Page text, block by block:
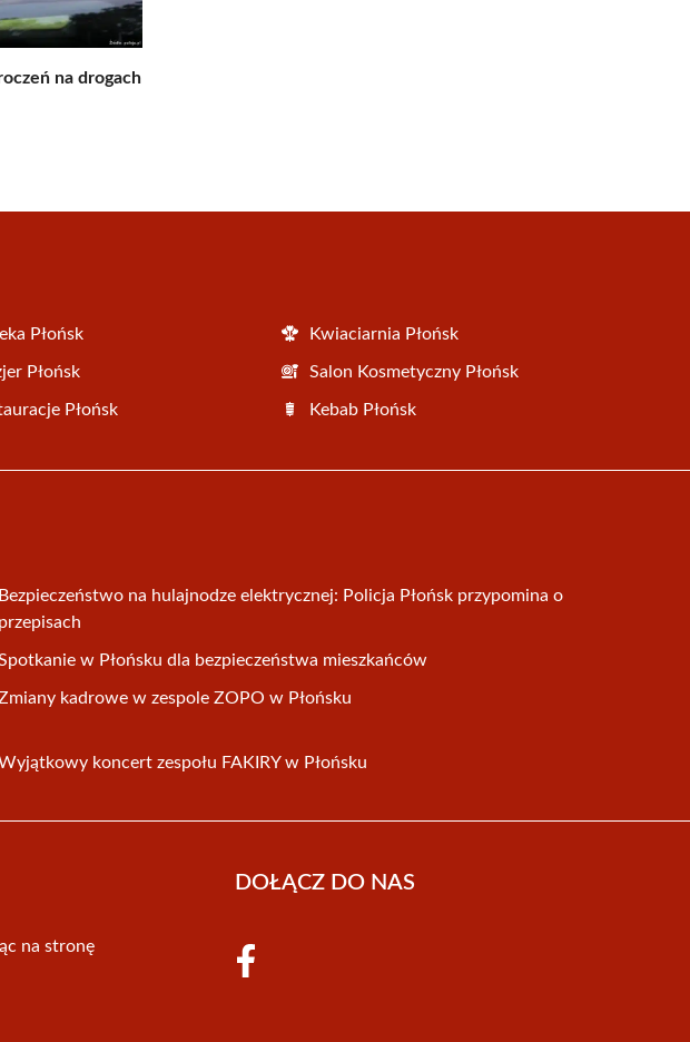
na drogach
Płońsk Kwiaciarnia Płońsk
Płońsk Salon Kosmetyczny Płońsk
Płońsk Kebab Płońsk
Bezpieczeństwo na hulajnodze elektrycznej: Policja Płońsk przypomina o
przepisach
w Płońsku dla bezpieczeństwa mieszkańców
kadrowe w zespole ZOPO w Płońsku
koncert zespołu FAKIRY w Płońsku
na stronę
DOŁĄCZ DO NAS